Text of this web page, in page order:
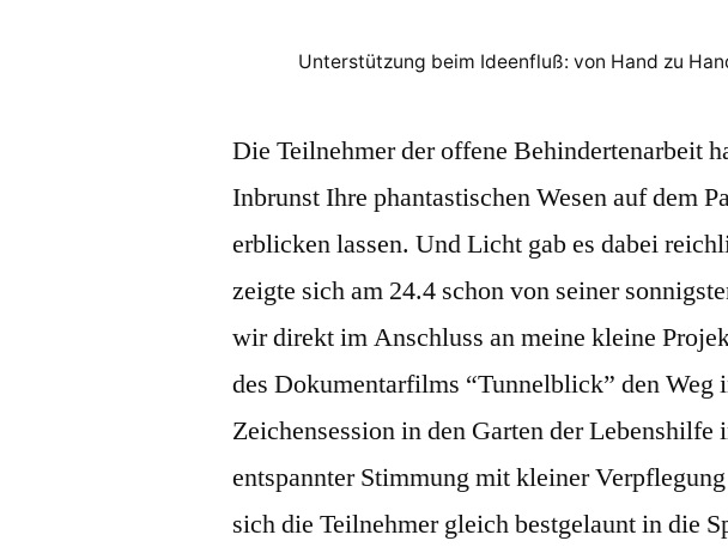
Unterstützung beim Ideenfluß: von Hand zu
Die Teilnehmer der offene Behindertenarbeit
Inbrunst Ihre phantastischen Wesen auf dem
erblicken lassen. Und Licht gab es dabei
zeigte sich am 24.4 schon von seiner
wir direkt im Anschluss an meine kleine
des Dokumentarfilms “Tunnelblick” den Weg
Zeichensession in den Garten der
entspannter Stimmung mit kleiner
sich die Teilnehmer gleich bestgelaunt in die